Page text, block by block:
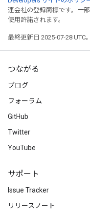
連会社の登録商標です。一
使用許諾されます。
最終更新日 2025-07-28 UTC。
つながる
ブログ
フォーラム
GitHub
Twitter
YouTube
サポート
Issue Tracker
リリースノート